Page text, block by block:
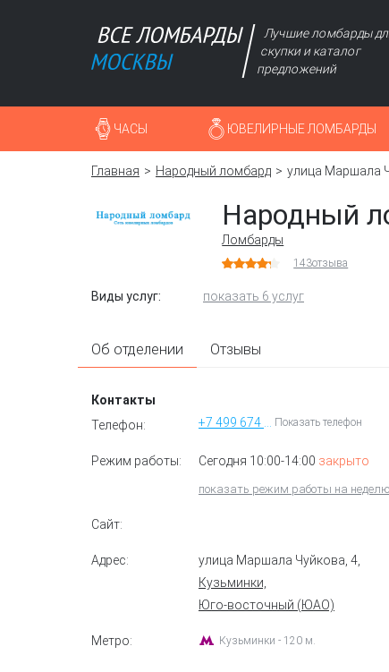
Лучшие ломбарды
скупки и каталог
предложений
ЧАСЫ ЮВЕЛИРНЫЕ ЛОМБАРДЫ
Главная Народный ломбард улица Маршала
Народный
Ломбарды
143отзыва
Виды услуг: показать 6 услуг
Об отделении Отзывы
Контакты
Телефон:
Показать телефон
Режим работы: Сегодня 10:00-14:00 закрыто
показать режим работы на неделю
Сайт:
Адрес: улица Маршала Чуйкова, 4
Кузьминки,
Юго-восточный (ЮАО)
Метро: Кузьминки - 120 м.